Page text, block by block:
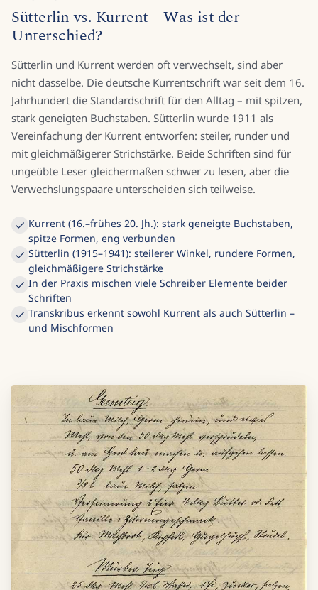
Sütterlin vs. Kurrent – Was ist der
Unterschied?
Sütterlin und Kurrent werden oft verwechselt, sind aber
nicht dasselbe. Die deutsche Kurrentschrift war seit dem 16.
Jahrhundert die Standardschrift für den Alltag – mit spitzen,
stark geneigten Buchstaben. Sütterlin wurde 1911 als
Vereinfachung der Kurrent entworfen: steiler, runder und
mit gleichmäßigerer Strichstärke. Beide Schriften sind für
ungeübte Leser gleichermaßen schwer zu lesen, aber die
Verwechslungspaare unterscheiden sich teilweise.
Kurrent (16.–frühes 20. Jh.): stark geneigte Buchstaben,
spitze Formen, eng verbunden
Sütterlin (1915–1941): steilerer Winkel, rundere Formen,
gleichmäßigere Strichstärke
In der Praxis mischen viele Schreiber Elemente beider
Schriften
Transkribus erkennt sowohl Kurrent als auch Sütterlin –
und Mischformen